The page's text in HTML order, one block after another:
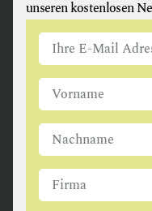
ANGUS &
FLEISCH +
2326 Maria
unseren kostenlosen